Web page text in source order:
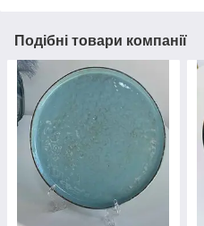
Подібні товари компанії